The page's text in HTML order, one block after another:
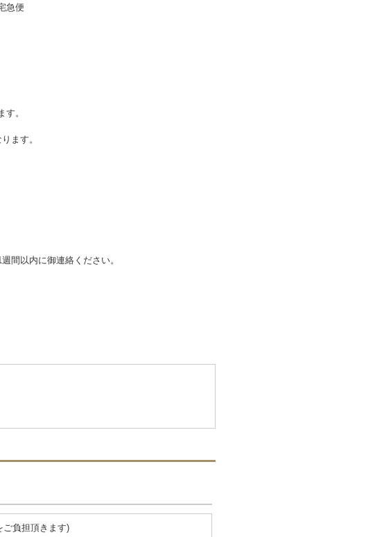
急便
。
ます。
間以内に御連絡ください。
負担頂きます)